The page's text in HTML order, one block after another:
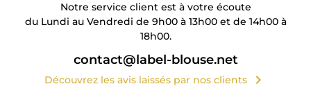
Notre service client est à votre écoute
du Lundi au Vendredi de 9h00 à 13h00 et de 14h00 à
18h00.
contact@label-blouse.net
Découvrez les avis laissés par nos clients chevron_right